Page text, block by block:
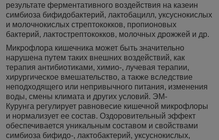
результате ферментативного воздействия на казеин
симбиоза бифидобактерий, лактобацилл, уксуснокислых
и молочнокислых стрептококков, пропионовых
бактерий, лактострептококков, молочных дрожжей и др.
Микрофлора кишечника может быть значительно
нарушена путем таких внешних воздействий, как
терапия антибиотиками, химио-, лучевая терапии,
хирургическое вмешательство, а также вследствие
неподходящего или непривычного питания, изменения
воды, смены климата и других условий. ЭМ-
Курунга регулирует равновесие кишечной микрофлоры
и нормализует ее состав. Оздоровительный эффект
обеспечивается уникальным составом и свойствами
симбиоза бифидо-, лактобактерий, уксуснокислых,